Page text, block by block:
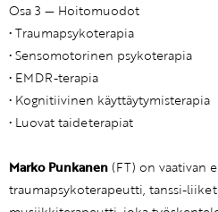
Osa 3 — Hoitomuodot
• Traumapsykoterapia
• Sensomotorinen psykoterapia
• EMDR-terapia
• Kognitiivinen käyttäytymisterapia
• Luovat taideterapiat
Marko Punkanen (FT) on vaativan
traumapsykoterapeutti, tanssi-